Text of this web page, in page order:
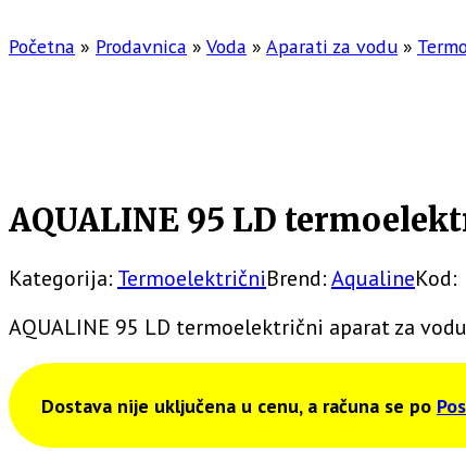
Početna » Prodavnica » Voda » Aparati za vodu »
AQUALINE 95 LD
Kategorija: TermoelektričniBrend:AqualineKod:
AQUALINE 95 LD termoelektrični aparat za vodu
Dostava nije uključena u cenu, a računa se po